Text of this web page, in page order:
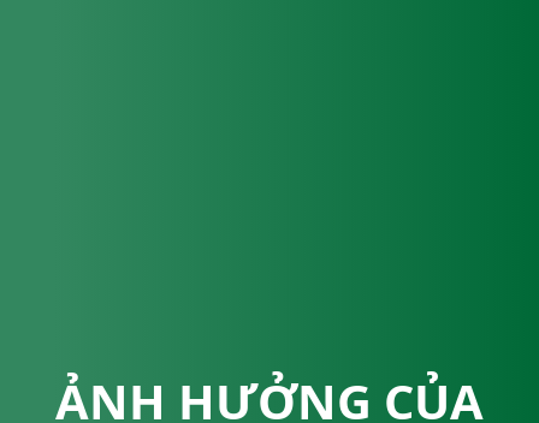
ẢNH HƯỞNG CỦA